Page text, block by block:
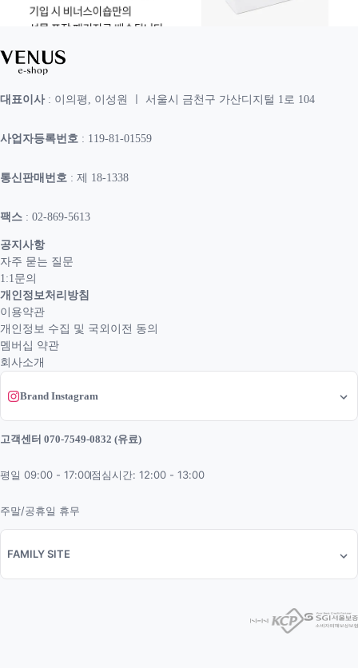
대표이사: 이의평, 이성원 ㅣ 서울시 금천구 가산디지털 1로 104
사업자등록번호 : 119-81-01559
통신판매번호 : 제 18-1338
팩스 : 02-869-5613
공지사항
자주 묻는 질문
1:1문의
개인정보처리방침
이용약관
개인정보 수집 및 국외이전 동의
멤버십 약관
회사소개
Brand Instagram
고객센터 070-7549-0832 (유료)
평일 09:00 - 17:00점심시간: 12:00 - 13:00
주말/공휴일 휴무
FAMILY SITE